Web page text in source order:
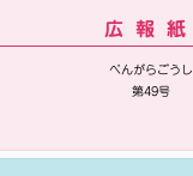
広報紙
べんがらごうし
第49号